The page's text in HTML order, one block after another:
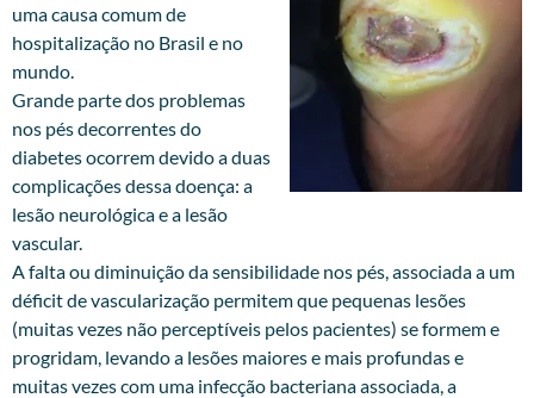
uma causa comum de
hospitalização no Brasil e no
mundo.
Grande parte dos problemas
nos pés decorrentes do
diabetes ocorrem devido a duas
complicações dessa doença: a
lesão neurológica e a lesão
vascular.
A falta ou diminuição da sensibilidade nos pés, associada a um
déficit de vascularização permitem que pequenas lesões
(muitas vezes não perceptíveis pelos pacientes) se formem e
progridam, levando a lesões maiores e mais profundas e
muitas vezes com uma infecção bacteriana associada, a